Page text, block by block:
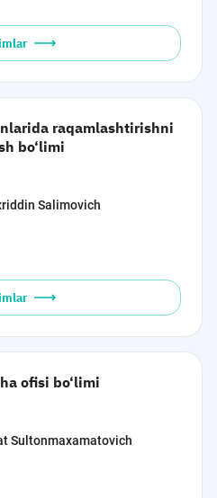
raqamlashtirishni
bo‘limi
Salimovich
ofisi bo‘limi
Sultonmaxamatovich